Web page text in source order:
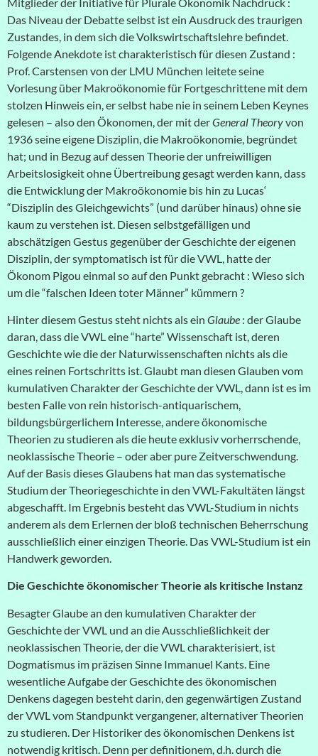
Das Niveau der Debatte selbst ist ein Ausdruck des traurigen
Zustandes, in dem sich die Volkswirtschaftslehre befindet.
Folgende Anekdote ist charakteristisch für diesen Zustand :
Prof. Carstensen von der LMU München leitete seine
Vorlesung über Makroökonomie für Fortgeschrittene mit dem
stolzen Hinweis ein, er selbst habe nie in seinem Leben Keynes
gelesen – also den Ökonomen, der mit derGeneral Theoryvon
1936 seine eigene Disziplin, die Makroökonomie, begründet
hat; und in Bezug auf dessen Theorie der unfreiwilligen
Arbeitslosigkeit ohne Übertreibung gesagt werden kann, dass
die Entwicklung der Makroökonomie bis hin zu Lucas‘
“Disziplin des Gleichgewichts” (und darüber hinaus) ohne sie
kaum zu verstehen ist. Diesen selbstgefälligen und
abschätzigen Gestus gegenüber der Geschichte der eigenen
Disziplin, der symptomatisch ist für die VWL, hatte der
Ökonom Pigou einmal so auf den Punkt gebracht : Wieso sich
um die “falschen Ideen toter Männer” kümmern ?
Hinter diesem Gestus steht nichts als ein Glaube : der Glaube
daran, dass die VWL eine “harte” Wissenschaft ist, deren
Geschichte wie die der Naturwissenschaften nichts als die
eines reinen Fortschritts ist. Glaubt man diesen Glauben vom
kumulativen Charakter der Geschichte der VWL, dann ist es im
besten Falle von rein historisch-antiquarischem,
bildungsbürgerlichem Interesse, andere ökonomische
Theorien zu studieren als die heute exklusiv vorherrschende,
neoklassische Theorie – oder aber pure Zeitverschwendung.
Auf der Basis dieses Glaubens hat man das systematische
Studium der Theoriegeschichte in den VWL-Fakultäten längst
abgeschafft. Im Ergebnis besteht das VWL-Studium in nichts
anderem als dem Erlernen der bloß technischen Beherrschung
ausschließlich einer einzigen Theorie. Das VWL-Studium ist ein
Handwerk geworden.
Die Geschichte ökonomischer Theorie als kritische Instanz
Besagter Glaube an den kumulativen Charakter der
Geschichte der VWL und an die Ausschließlichkeit der
neoklassischen Theorie, der die VWL charakterisiert, ist
Dogmatismus im präzisen Sinne Immanuel Kants. Eine
wesentliche Aufgabe der Geschichte des ökonomischen
Denkens dagegen besteht darin, den gegenwärtigen Zustand
der VWL vom Standpunkt vergangener, alternativer Theorien
zu studieren. Der Historiker des ökonomischen Denkens ist
notwendig kritisch. Denn per definitionem, d.h. durch die